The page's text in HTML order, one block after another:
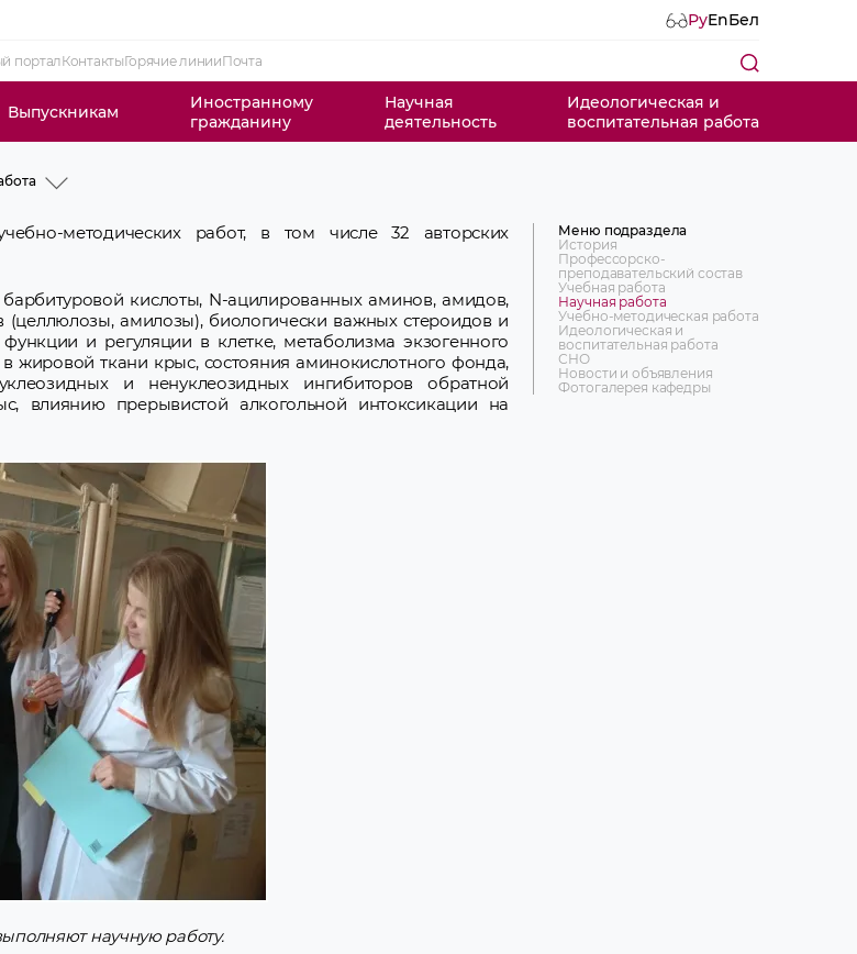
РуEnБел
порталКонтактыГорячие линииПочта
Выпускникам
Иностранному
гражданину
Научная
деятельность
Идеологическая и
воспитательная работа
преподавательский
работа
и воспитательная
кафедры
методических работ, в том числе 32 авторских
кислоты, N-ацилированных аминов, амидов,
амилозы), биологически важных стероидов и
и регуляции в клетке, метаболизма экзогенного
жировой ткани крыс, состояния аминокислотного фонда,
и ненуклеозидных ингибиторов обратной
влиянию прерывистой алкогольной интоксикации на
научную работу.
Меню подраздела
История
Профессорско-
преподавательский состав
Учебная работа
Научная работа
Учебно-методическая работа
Идеологическая и
воспитательная работа
СНО
Новости и объявления
Фотогалерея кафедры